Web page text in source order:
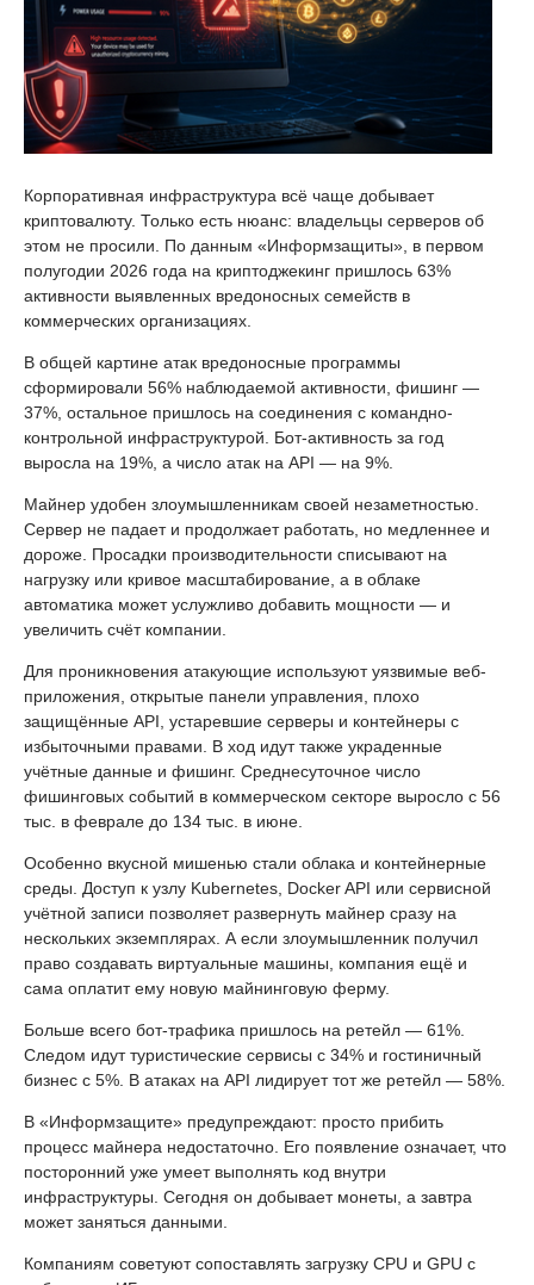
Корпоративная инфраструктура всё чаще добывает
криптовалюту. Только есть нюанс: владельцы серверов об
этом не просили. По данным «Информзащиты», в первом
полугодии 2026 года на криптоджекинг пришлось 63%
активности выявленных вредоносных семейств в
коммерческих организациях.
В общей картине атак вредоносные программы
сформировали 56% наблюдаемой активности, фишинг —
37%, остальное пришлось на соединения с командно-
контрольной инфраструктурой. Бот-активность за год
выросла на 19%, а число атак на API — на 9%.
Майнер удобен злоумышленникам своей незаметностью.
Сервер не падает и продолжает работать, но медленнее и
дороже. Просадки производительности списывают на
нагрузку или кривое масштабирование, а в облаке
автоматика может услужливо добавить мощности — и
увеличить счёт компании.
Для проникновения атакующие используют уязвимые веб-
приложения, открытые панели управления, плохо
защищённые API, устаревшие серверы и контейнеры с
избыточными правами. В ход идут также украденные
учётные данные и фишинг. Среднесуточное число
фишинговых событий в коммерческом секторе выросло с 56
тыс. в феврале до 134 тыс. в июне.
Особенно вкусной мишенью стали облака и контейнерные
среды. Доступ к узлу Kubernetes, Docker API или сервисной
учётной записи позволяет развернуть майнер сразу на
нескольких экземплярах. А если злоумышленник получил
право создавать виртуальные машины, компания ещё и
сама оплатит ему новую майнинговую ферму.
Больше всего бот-трафика пришлось на ретейл — 61%.
Следом идут туристические сервисы с 34% и гостиничный
бизнес с 5%. В атаках на API лидирует тот же ретейл — 58%.
В «Информзащите» предупреждают: просто прибить
процесс майнера недостаточно. Его появление означает, что
посторонний уже умеет выполнять код внутри
инфраструктуры. Сегодня он добывает монеты, а завтра
может заняться данными.
Компаниям советуют сопоставлять загрузку CPU и GPU с